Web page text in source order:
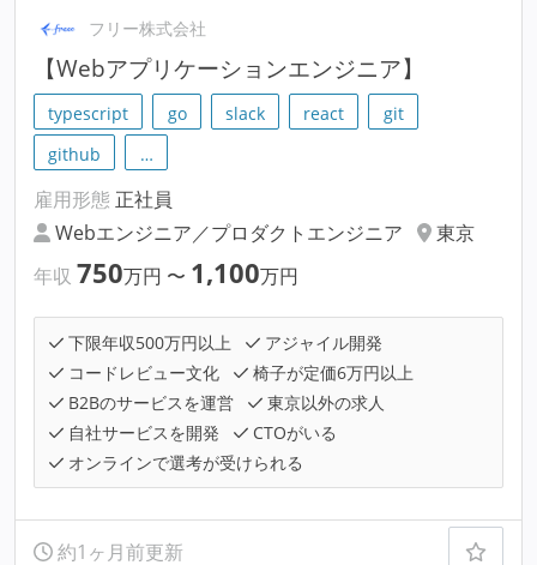
フリー株式会社
【Webアプリケーションエンジニア】
typescript go slack react
git
github
…
雇用形態 正社員
Webエンジニア／プロダクトエンジニア
東京
年収 750万円 〜 1,100万円
下限年収500万円以上
アジャイル開発
コードレビュー文化
椅子が定価6万円以上
B2Bのサービスを運営
東京以外の求人
自社サービスを開発
CTOがいる
オンラインで選考が受けられる
約1ヶ月前更新